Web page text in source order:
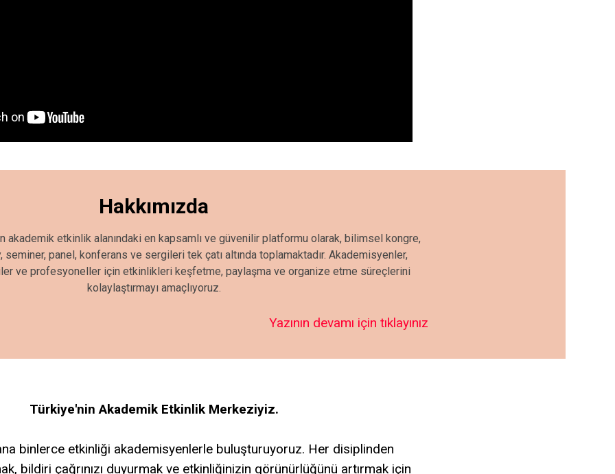
Hakkımızda
akademik etkinlik alanındaki en kapsamlı ve güvenilir platformu olarak, bilimsel kongre,
seminer, panel, konferans ve sergileri tek çatı altında toplamaktadır. Akademisyenler,
ve profesyoneller için etkinlikleri keşfetme, paylaşma ve organize etme süreçlerini
kolaylaştırmayı amaçlıyoruz.
Yazının devamı için tıklayınız
Türkiye'nin Akademik Etkinlik Merkeziyiz.
binlerce etkinliği akademisyenlerle buluşturuyoruz. Her disiplinden
bildiri çağrınızı duyurmak ve etkinliğinizin görünürlüğünü artırmak için